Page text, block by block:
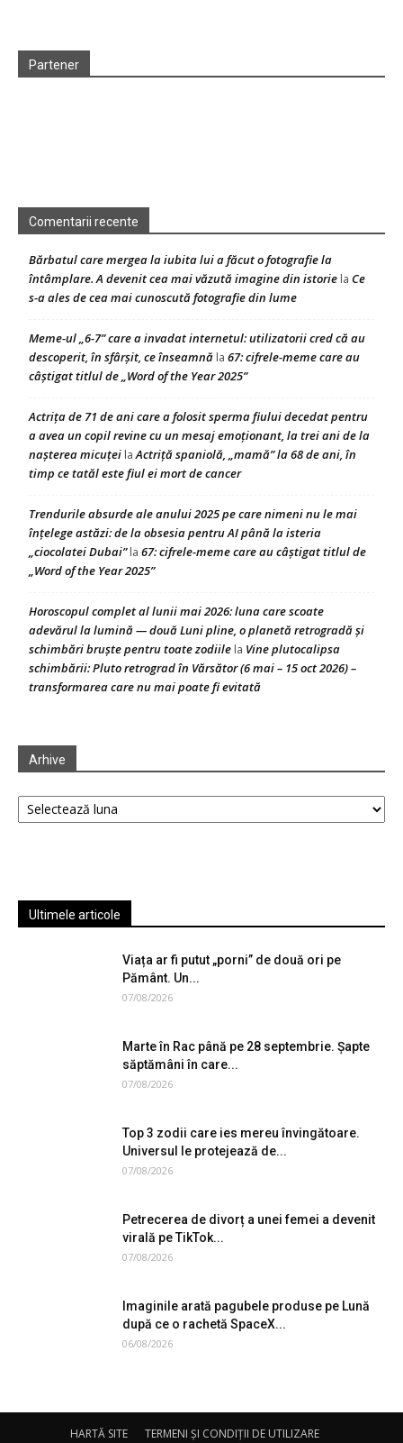
Partener
Comentarii recente
Bărbatul care mergea la iubita lui a făcut o fotografie la
întâmplare. A devenit cea mai văzută imagine din istorie la Ce
s-a ales de cea mai cunoscută fotografie din lume
Meme-ul „6-7” care a invadat internetul: utilizatorii cred că au
descoperit, în sfârșit, ce înseamnă la 67: cifrele-meme care au
câștigat titlul de „Word of the Year 2025”
Actrița de 71 de ani care a folosit sperma fiului decedat pentru
a avea un copil revine cu un mesaj emoționant, la trei ani de la
nașterea micuței laActriță spaniolă, „mamă” la 68 de ani, în
timp ce tatăl este fiul ei mort de cancer
Trendurile absurde ale anului 2025 pe care nimeni nu le mai
înțelege astăzi: de la obsesia pentru AI până la isteria
„ciocolatei Dubai”la 67: cifrele-meme care au câștigat titlul de
„Word of the Year 2025”
Horoscopul complet al lunii mai 2026: luna care scoate
adevărul la lumină — două Luni pline, o planetă retrogradă și
schimbări bruște pentru toate zodiile la Vine plutocalipsa
schimbării: Pluto retrograd în Vărsător (6 mai – 15 oct 2026) –
transformarea care nu mai poate fi evitată
Arhive
Arhive
Ultimele articole
Viața ar fi putut „porni” de două ori pe
Pământ. Un...
07/08/2026
Marte în Rac până pe 28 septembrie. Șapte
săptămâni în care...
07/08/2026
Top 3 zodii care ies mereu învingătoare.
Universul le protejează de...
07/08/2026
Petrecerea de divorț a unei femei a devenit
virală pe TikTok...
07/08/2026
Imaginile arată pagubele produse pe Lună
după ce o rachetă SpaceX...
06/08/2026
HARTĂ SITE TERMENI ȘI CONDIȚII DE UTILIZARE